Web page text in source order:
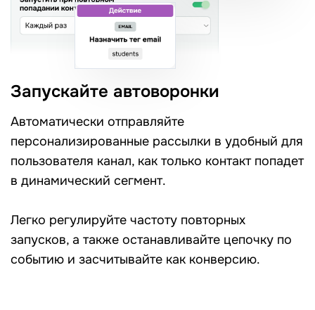
Запускайте автоворонки
Автоматически отправляйте
персонализированные рассылки в удобный для
пользователя канал, как только контакт попадет
в динамический сегмент.
Легко регулируйте частоту повторных
запусков, а также останавливайте цепочку по
событию и засчитывайте как конверсию.